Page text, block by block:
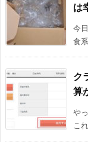
は
今
食
ク
算
や
こ